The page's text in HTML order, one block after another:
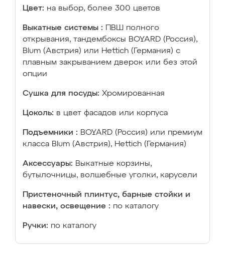
Цвет: на выбор, более 300 цветов
Выкатные системы :
ПВШ полного
открывания, тандембоксы BOYARD (Россия),
Blum (Австрия) или Hettich (Германия) с
плавным закрыванием дверок или без этой
опции
Сушка для посуды: Хромированная
Цоколь: в цвет фасадов или корпуса
Подъемники : BOYARD (Россия) или премиум
класса Blum (Австрия), Hettich (Германия)
Аксессуары: Выкатные корзины,
бутылочницы, волшебные уголки, карусели
Пристеночный плинтус, барные стойки и
навески, освещение : по каталогу
Ручки: по каталогу